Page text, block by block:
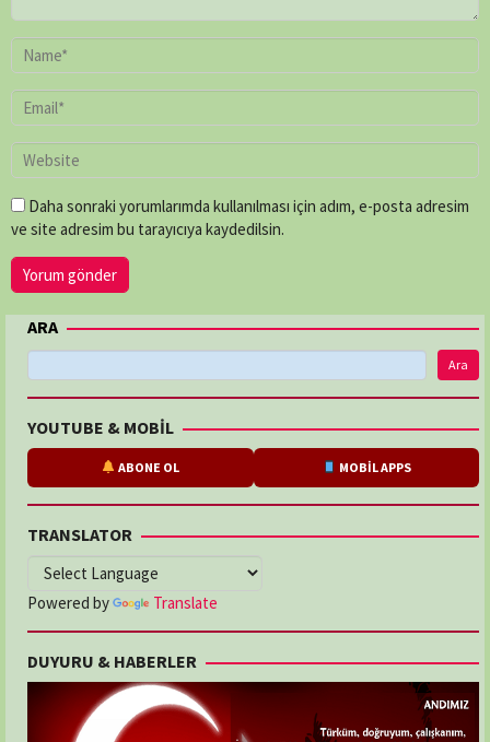
Daha sonraki yorumlarımda kullanılması için adım, e-posta adresim
ve site adresim bu tarayıcıya kaydedilsin.
ARA
Ara
YOUTUBE & MOBİL
ABONE OL MOBİL APPS
TRANSLATOR
Powered by Translate
DUYURU & HABERLER